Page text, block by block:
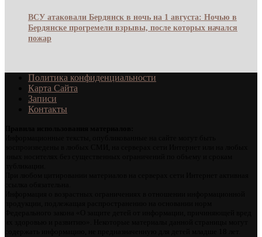
ВСУ атаковали Бердянск в ночь на 1 августа: Ночью в
Бердянске прогремели взрывы, после которых начался
пожар
Политика конфиденциальности
Карта Сайта
Записи
Контакты